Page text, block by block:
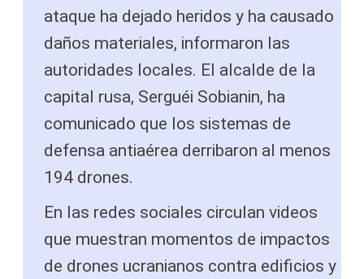
ataque ha dejado heridos y ha causado
daños materiales, informaron las
autoridades locales. El alcalde de la
capital rusa, Serguéi Sobianin, ha
comunicado que los sistemas de
defensa antiaérea derribaron al menos
194 drones.
En las redes sociales circulan videos
que muestran momentos de impactos
de drones ucranianos contra edificios y